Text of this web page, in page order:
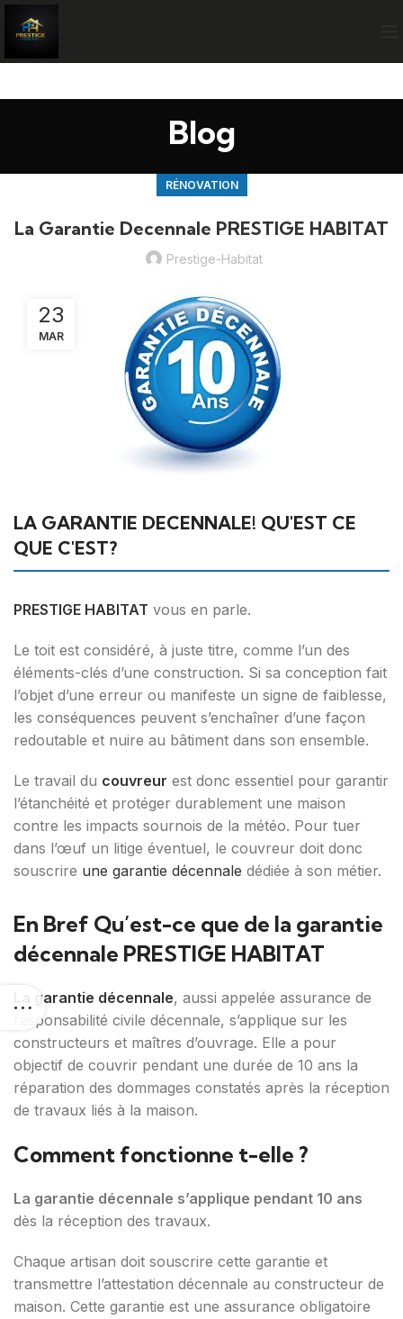
Blog
RÉNOVATION
La Garantie Decennale PRESTIGE HABITAT
Prestige-Habitat
23
MAR
LA GARANTIE DECENNALE! QU'EST CE
QUE C'EST?
PRESTIGE HABITAT vous en parle.
Le toit est considéré, à juste titre, comme l’un des
éléments-clés d’une construction. Si sa conception fait
l’objet d’une erreur ou manifeste un signe de faiblesse,
les conséquences peuvent s’enchaîner d’une façon
redoutable et nuire au bâtiment dans son ensemble.
Le travail du couvreur est donc essentiel pour garantir
l’étanchéité et protéger durablement une maison
contre les impacts sournois de la météo. Pour tuer
dans l’œuf un litige éventuel, le couvreur doit donc
souscrire une garantie décennale dédiée à son métier.
En Bref Qu’est-ce que de la garantie
décennale PRESTIGE HABITAT
La garantie décennale, aussi appelée assurance de
responsabilité civile décennale, s’applique sur les
constructeurs et maîtres d’ouvrage. Elle a pour
objectif de couvrir pendant une durée de 10 ans la
réparation des dommages constatés après la réception
de travaux liés à la maison.
Comment fonctionne t-elle ?
La garantie décennale s’applique pendant 10 ans
dès la réception des travaux.
Chaque artisan doit souscrire cette garantie et
transmettre l’attestation décennale au constructeur de
maison. Cette garantie est une assurance obligatoire